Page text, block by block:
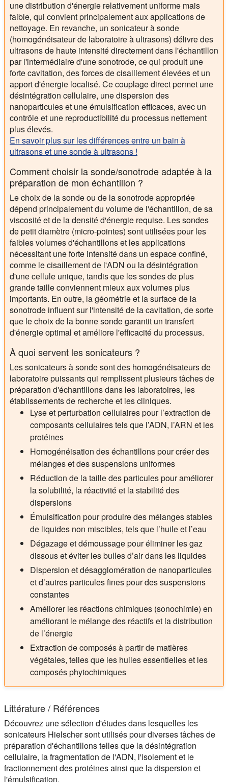
une distribution d'énergie relativement uniforme mais
faible, qui convient principalement aux applications de
nettoyage. En revanche, un sonicateur à sonde
(homogénéisateur de laboratoire à ultrasons) délivre des
ultrasons de haute intensité directement dans l'échantillon
par l'intermédiaire d'une sonotrode, ce qui produit une
forte cavitation, des forces de cisaillement élevées et un
apport d'énergie localisé. Ce couplage direct permet une
désintégration cellulaire, une dispersion des
nanoparticules et une émulsification efficaces, avec un
contrôle et une reproductibilité du processus nettement
plus élevés.
En savoir plus sur les différences entre un bain à
ultrasons et une sonde à ultrasons !
Comment choisir la sonde/sonotrode adaptée à la
préparation de mon échantillon ?
Le choix de la sonde ou de la sonotrode appropriée
dépend principalement du volume de l'échantillon, de sa
viscosité et de la densité d'énergie requise. Les sondes
de petit diamètre (micro-pointes) sont utilisées pour les
faibles volumes d'échantillons et les applications
nécessitant une forte intensité dans un espace confiné,
comme le cisaillement de l'ADN ou la désintégration
d'une cellule unique, tandis que les sondes de plus
grande taille conviennent mieux aux volumes plus
importants. En outre, la géométrie et la surface de la
sonotrode influent sur l'intensité de la cavitation, de sorte
que le choix de la bonne sonde garantit un transfert
d'énergie optimal et améliore l'efficacité du processus.
À quoi servent les sonicateurs ?
Les sonicateurs à sonde sont des homogénéisateurs de
laboratoire puissants qui remplissent plusieurs tâches de
préparation d'échantillons dans les laboratoires, les
établissements de recherche et les cliniques.
Lyse et perturbation cellulaires pour l’extraction de
composants cellulaires tels que l’ADN, l’ARN et les
protéines
Homogénéisation des échantillons pour créer des
mélanges et des suspensions uniformes
Réduction de la taille des particules pour améliorer
la solubilité, la réactivité et la stabilité des
dispersions
Émulsification pour produire des mélanges stables
de liquides non miscibles, tels que l’huile et l’eau
Dégazage et démoussage pour éliminer les gaz
dissous et éviter les bulles d’air dans les liquides
Dispersion et désagglomération de nanoparticules
et d’autres particules fines pour des suspensions
constantes
Améliorer les réactions chimiques (sonochimie) en
améliorant le mélange des réactifs et la distribution
de l’énergie
Extraction de composés à partir de matières
végétales, telles que les huiles essentielles et les
composés phytochimiques
Littérature / Références
Découvrez une sélection d'études dans lesquelles les
sonicateurs Hielscher sont utilisés pour diverses tâches de
préparation d'échantillons telles que la désintégration
cellulaire, la fragmentation de l'ADN, l'isolement et le
fractionnement des protéines ainsi que la dispersion et
l'émulsification.